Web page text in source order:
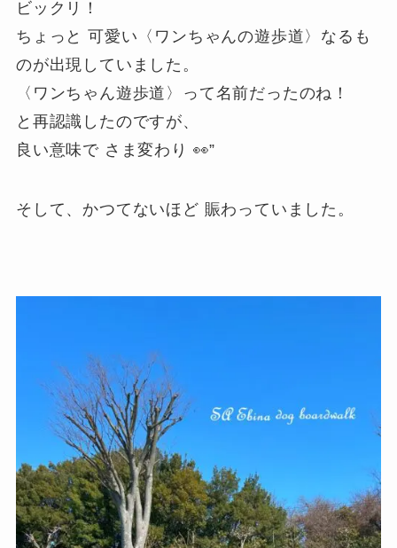
ビックリ！
ちょっと 可愛い〈ワンちゃんの遊歩道〉なるも
のが出現していました。
〈ワンちゃん遊歩道〉って名前だったのね！
と再認識したのですが、
良い意味で さま変わり 👀”
そして、かつてないほど 賑わっていました。